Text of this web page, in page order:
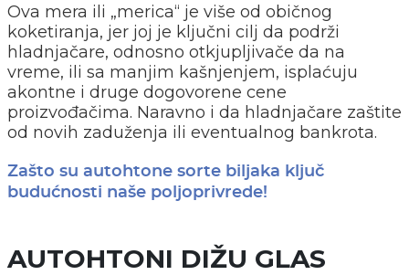
Ova mera ili „merica“ je više od običnog
koketiranja, jer joj je ključni cilj da podrži
hladnjačare, odnosno otkjupljivače da na
vreme, ili sa manjim kašnjenjem, isplaćuju
akontne i druge dogovorene cene
proizvođačima. Naravno i da hladnjačare zaštite
od novih zaduženja ili eventualnog bankrota.
Zašto su autohtone sorte biljaka ključ
budućnosti naše poljoprivrede!
AUTOHTONI DIŽU GLAS